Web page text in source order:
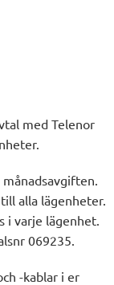
med Telenor
alla lägenheter.
i varje lägenhet.
069235.
-kablar i er